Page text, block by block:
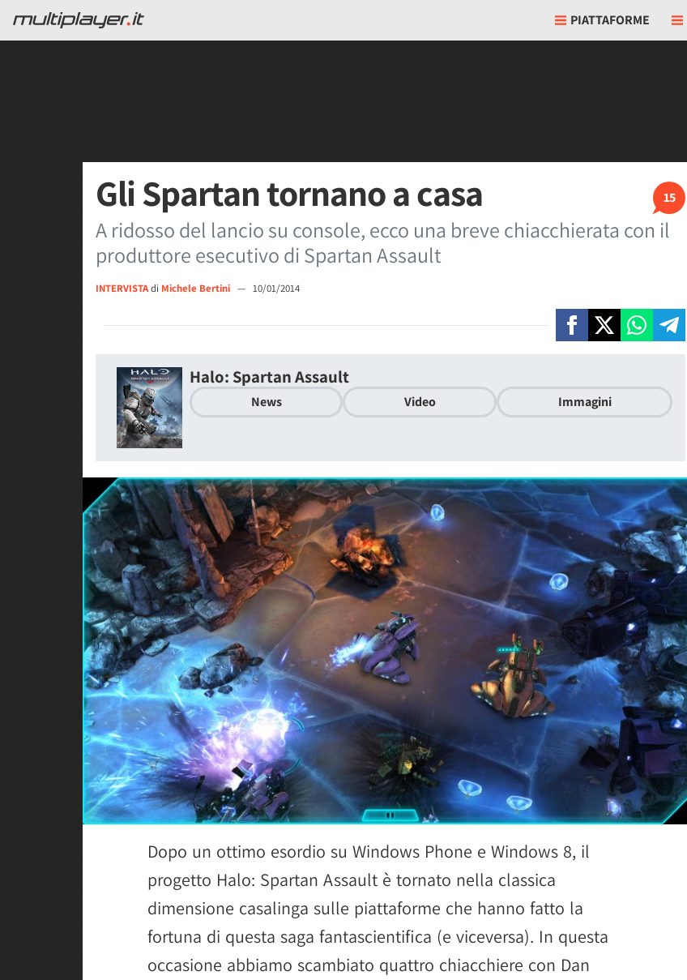
PIATTAFORME
15
Gli Spartan tornano a casa
A ridosso del lancio su console, ecco una breve chiacchierata con il
produttore esecutivo di Spartan Assault
INTERVISTAdi Michele Bertini — 10/01/2014
Halo: Spartan Assault
News Video Immagini
Dopo un ottimo esordio su Windows Phone e Windows 8, il
progetto Halo: Spartan Assault è tornato nella classica
dimensione casalinga sulle piattaforme che hanno fatto la
fortuna di questa saga fantascientifica (e viceversa). In questa
occasione abbiamo scambiato quattro chiacchiere con Dan